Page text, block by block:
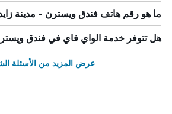
ما هو رقم هاتف فندق ويسترن - مدينة
هل تتوفر خدمة الواي فاي في فندق
عرض المزيد من الأسئلة